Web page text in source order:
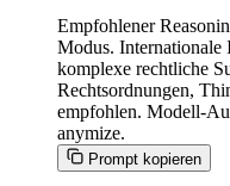
Empfohlener
Modus. Internationale
komplexe rechtliche
Rechtsordnungen,
empfohlen. Modell-
anymize.
Prompt kopieren